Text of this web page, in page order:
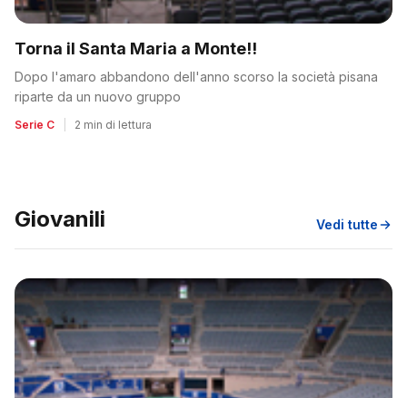
Torna il Santa Maria a Monte!!
Dopo l'amaro abbandono dell'anno scorso la società pisana
riparte da un nuovo gruppo
Serie C 2 min di lettura
Giovanili Vedi tutte